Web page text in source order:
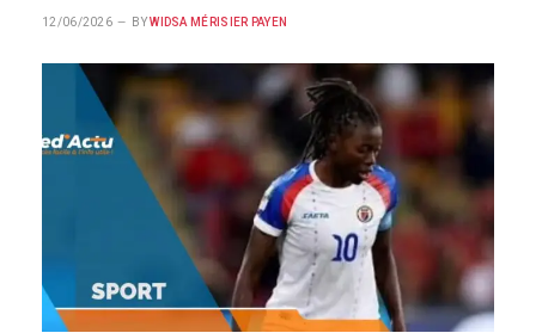
12/06/2026 BY WIDSA MÉRISIER PAYEN